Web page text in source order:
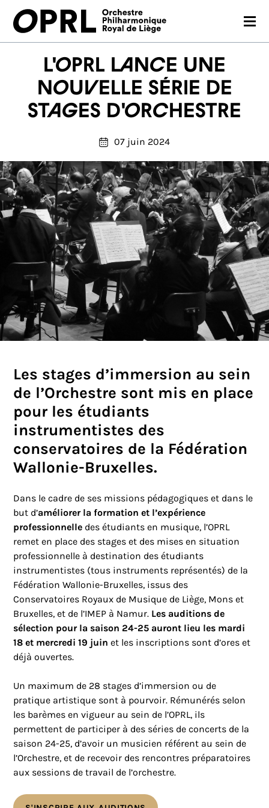
CONCERTS
SAISON 26-27
JEUNES PUBLICS
EN PRATIQUE
MÉDIAS
NOUS SOUTENIR
FR EN
L'OPRL lance une
nouvelle série de
stages d'orchestre
07 juin 2024
Les stages d’immersion au sein
de l’Orchestre sont mis en place
pour les étudiants
instrumentistes des
conservatoires de la Fédération
Wallonie-Bruxelles.
Dans le cadre de ses missions pédagogiques et dans le
but d’améliorer la formation et l’expérience
professionnelle des étudiants en musique, l’OPRL
remet en place des stages et des mises en situation
professionnelle à destination des étudiants
instrumentistes (tous instruments représentés) de la
Fédération Wallonie-Bruxelles, issus des
Conservatoires Royaux de Musique de Liège, Mons et
Bruxelles, et de l’IMEP à Namur. Les auditions de
sélection pour la saison 24-25 auront lieu les mardi
18 et mercredi 19 juin et les inscriptions sont d’ores et
déjà ouvertes.
Un maximum de 28 stages d’immersion ou de
pratique artistique sont à pourvoir. Rémunérés selon
les barèmes en vigueur au sein de l’OPRL, ils
permettent de participer à des séries de concerts de la
saison 24-25, d’avoir un musicien référent au sein de
l’Orchestre, et de recevoir des rencontres préparatoires
aux sessions de travail de l’orchestre.